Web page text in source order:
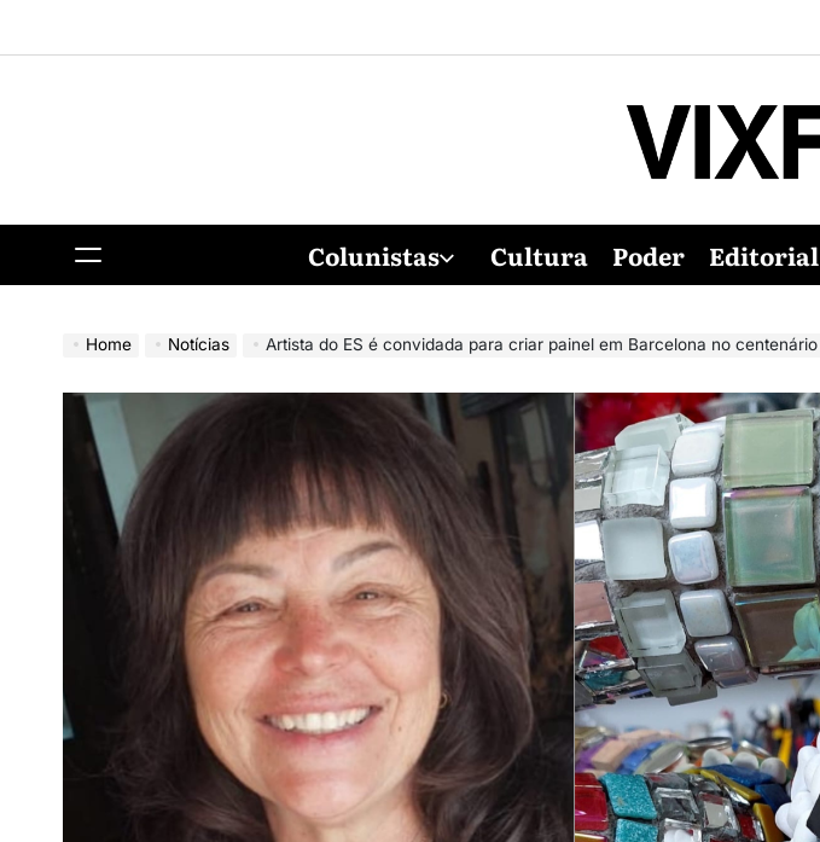
Colunistas Cultura Poder Editorial
Home Notícias Artista do ES é convidada para criar painel em Barcelona no centenário de Gaudí